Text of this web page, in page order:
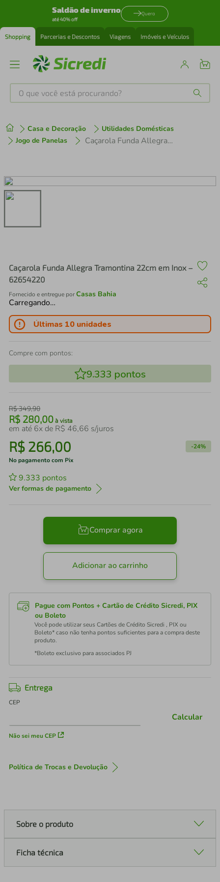
Saldão de inverno
até 40% off
Quero
Shopping Parcerias e Descontos Viagens Imóveis e Veículos
O que você está procurando?
Casa e Decoração
Utilidades Domésticas
Jogo de Panelas
Caçarola Funda Allegra Tramontina 22cm em Inox – 62654220
Caçarola Funda Allegra Tramontina 22cm em Inox –
62654220
Fornecido e entregue porCasas Bahia
Carregando…
Últimas 10 unidades
Compre com pontos:
9.333 pontos
R$349,90
R$ 280,00 à vista
em até 6x de R$ 46,66 s/juros
R$ 266,00 -24%
No pagamento com Pix
9.333 pontos
Ver formas de pagamento
Comprar agora
Adicionar ao carrinho
Pague com Pontos + Cartão de Crédito Sicredi, PIX
ou Boleto
Você pode utilizar seus Cartões de Crédito Sicredi , PIX ou
Boleto* caso não tenha pontos suficientes para a compra deste
produto.
*Boleto exclusivo para associados PJ
Entrega
CEP
Não sei meu CEP
Calcular
Política de Trocas e Devolução
Sobre o produto
Ficha técnica
1º tenis
3º